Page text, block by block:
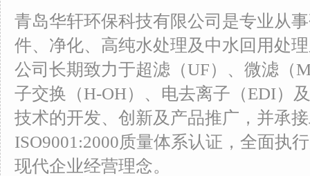
青岛华轩环保科技有限公司是专业从
件、净化、高纯水处理及中水回用处
公司长期致力于超滤（UF）、微滤（
子交换（H-OH）、电去离子（EDI）
技术的开发、创新及产品推广，并承
ISO9001:2000质量体系认证，全面执
现代企业经营理念。